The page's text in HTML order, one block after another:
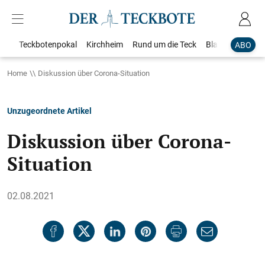
ABO
Teckbotenpokal Kirchheim Rund um die Teck Blaulicht
Home Diskussion über Corona-Situation
Unzugeordnete Artikel
Diskussion über Corona-
Situation
02.08.2021